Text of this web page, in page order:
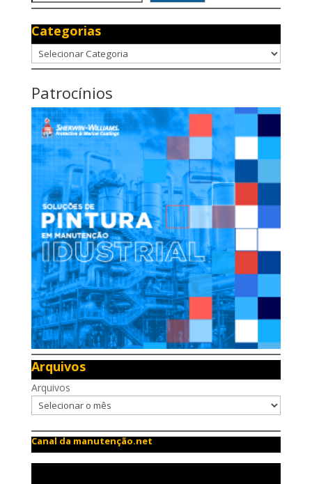
Categorias
Categorias
Patrocínios
Arquivos
Arquivos
Canal da manutenção.net